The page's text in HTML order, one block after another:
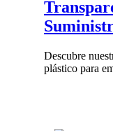
Descubre
plástico para